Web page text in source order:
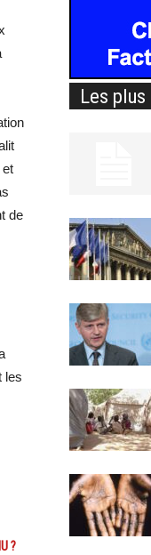
et
de
les
?
Les plus